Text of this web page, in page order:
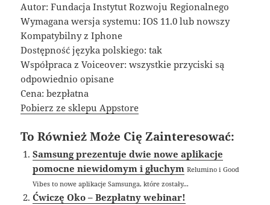
Autor: Fundacja Instytut Rozwoju Regionalnego
Wymagana wersja systemu: IOS 11.0 lub nowszy
Kompatybilny z Iphone
Dostępność języka polskiego: tak
Współpraca z Voiceover: wszystkie przyciski są
odpowiednio opisane
Cena: bezpłatna
Pobierz ze sklepu Appstore
To Również Może Cię Zainteresować:
Samsung prezentuje dwie nowe aplikacje
pomocne niewidomym i głuchym Relumino i Good
Vibes to nowe aplikacje Samsunga, które zostały...
Ćwiczę Oko – Bezpłatny webinar!